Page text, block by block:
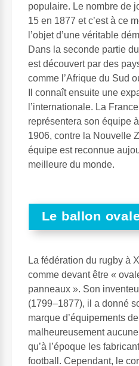
populaire. Le nombre de
15 en 1877 et c’est à ce
l’objet d’une véritable
Dans la seconde partie
est découvert par des
comme l’Afrique du Sud
Il connaît ensuite une
l’internationale. La
représentera son équipe
1906, contre la Nouvelle
équipe est reconnue
meilleure du monde.
Le ballon
La fédération du rugby à
comme devant être «
panneaux ». Son
(1799–1877), il a donné
marque d’équipements
malheureusement
qu’à l’époque les
football. Cependant, le